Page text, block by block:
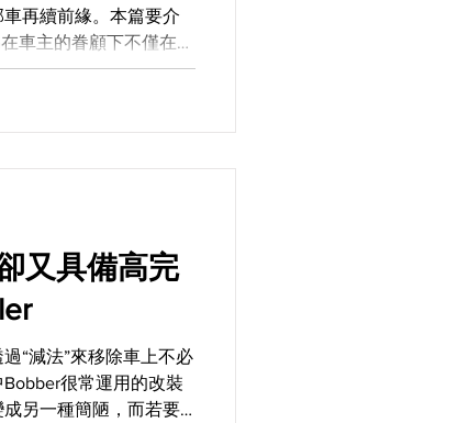
再續前緣。本篇要介
車主的眷顧下不僅在多
命而朝向Cafe Racer之
“減法”來移除車上不必
很常運用的改裝
另一種簡陋，而若要